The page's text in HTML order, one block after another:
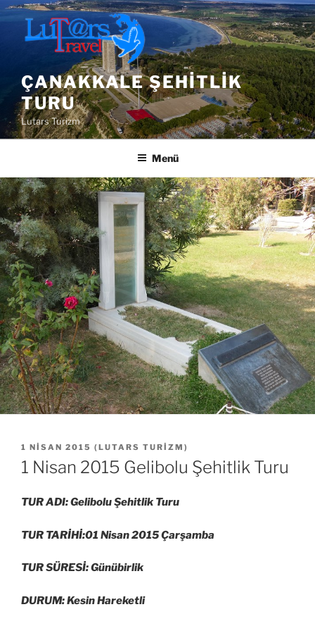
İçeriğe
geç
ÇANAKKALE ŞEHITLIK
TURU
Lutars Turizm
Menü
YAYIM
TARIHI
1 NISAN 2015 ( LUTARS TURIZM )
1 Nisan 2015 Gelibolu Şehitlik Turu
TUR ADI: Gelibolu Şehitlik Turu
TUR TARİHİ:01 Nisan 2015 Çarşamba
TUR SÜRESİ: Günübirlik
DURUM: Kesin Hareketli